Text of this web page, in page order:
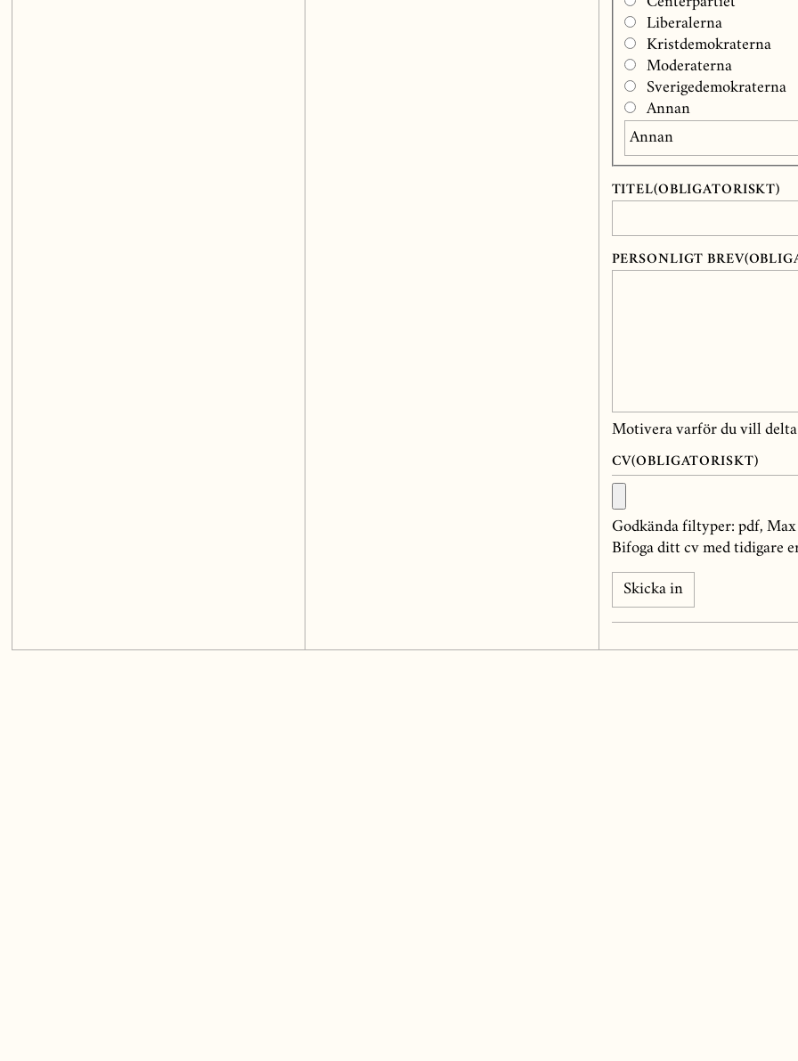
Liberalerna
Kristdemokraterna
Moderaterna
Sverigedemokraterna
Annan
TITEL(OBLIGATORISKT)
PERSONLIGT BREV
Motivera varför du vill
CV(OBLIGATORISKT)
Godkända filtyper: pdf,
Bifoga ditt cv med tidigare